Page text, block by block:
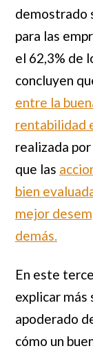
demostrado
para las
el 62,3% de
concluyen
entre la
rentabilidad
realizada
que las
bien
mejor
demás.
En este
explicar
apoderado
cómo un